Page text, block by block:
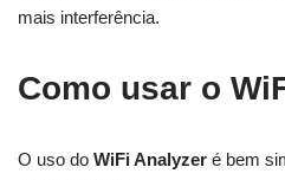
mais interferência.
Como usar o
O uso do WiFi Analyzer é bem